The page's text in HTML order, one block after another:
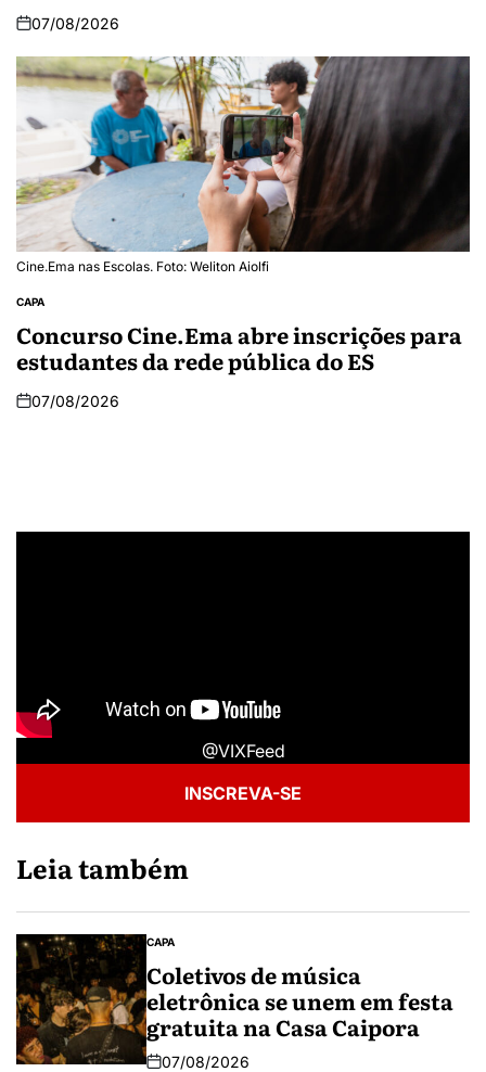
07/08/2026
Cine.Ema nas Escolas. Foto: Weliton Aiolfi
CAPA
Concurso Cine.Ema abre inscrições para
estudantes da rede pública do ES
07/08/2026
@VIXFeed
INSCREVA-SE
Leia também
CAPA
Coletivos de música
eletrônica se unem em festa
gratuita na Casa Caipora
07/08/2026